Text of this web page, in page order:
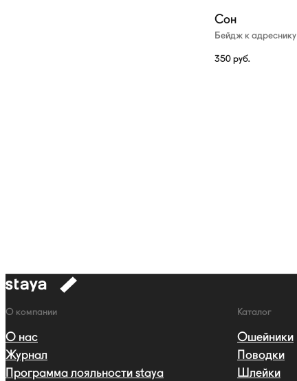
Сон
Бейдж к адреснику
350 руб.
к
Навигация
О компании
О нас
Журнал
Программа лояльности staya
Каталог
Ошейники
Поводки
Шлейки